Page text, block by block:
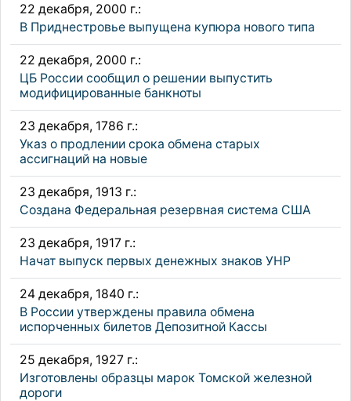
22 декабря, 2000 г.:
В Приднестровье выпущена купюра нового типа
22 декабря, 2000 г.:
ЦБ России сообщил о решении выпустить
модифицированные банкноты
23 декабря, 1786 г.:
Указ о продлении срока обмена старых
ассигнаций на новые
23 декабря, 1913 г.:
Создана Федеральная резервная система США
23 декабря, 1917 г.:
Начат выпуск первых денежных знаков УНР
24 декабря, 1840 г.:
В России утверждены правила обмена
испорченных билетов Депозитной Кассы
25 декабря, 1927 г.:
Изготовлены образцы марок Томской железной
дороги